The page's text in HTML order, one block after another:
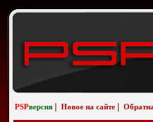
PSPверсия Новое на сайте